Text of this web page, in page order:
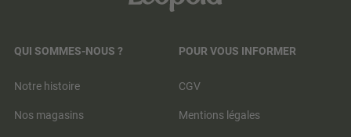
QUI SOMMES-NOUS ?
Notre histoire
Nos magasins
POUR VOUS INFORMER
CGV
Mentions légales